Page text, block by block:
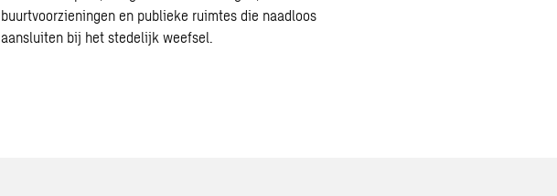
buurtvoorzieningen en publieke ruimtes die naadloos
aansluiten bij het stedelijk weefsel.